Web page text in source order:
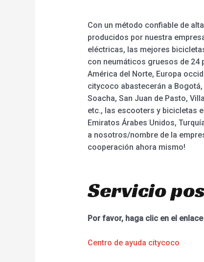
Con un método confiable de
producidos por nuestra
eléctricas, las mejores
con neumáticos gruesos de 24
América del Norte, Europa
citycoco abastecerán a Bogotá,
Soacha, San Juan de Pasto,
etc., las escooters y bicicletas
Emiratos Árabes Unidos,
a nosotros/nombre de la
cooperación ahora mismo!
Servicio
Por favor, haga clic en el
Centro de ayuda citycoco